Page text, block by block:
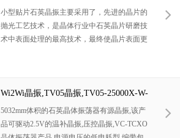
N-D-3-R-X*晶振
小型贴片石英晶振主要采用了，先进的晶片的
抛光工艺技术，是晶体行业中石英晶片研磨技
术中表面处理的最高技术，最终使晶片表面更
的生产工艺，使产品在各项参数得到了很大的
改良,外观尺寸具有薄型表面贴片型石英晶体谐
振器,特别适用于有小型化要求的市场领域,比
如智能手机,无线蓝牙,平板电脑等电子数码产
品。
Wi2Wi晶振,TV05晶振,TV05-25000X-W-
N-D-3-R-X*晶振
5032mm体积的石英晶体振荡器有源晶振,该产
品可驱动2.5V的温补晶振,压控晶振,VC-TCXO